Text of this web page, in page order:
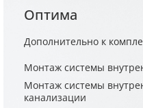
Оптима
Дополнительно к
Монтаж системы
Монтаж системы
канализации